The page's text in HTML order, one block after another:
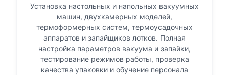
Установка настольных и напольных вакуумных
машин, двухкамерных моделей,
термоформерных систем, термоусадочных
аппаратов и запайщиков лотков. Полная
настройка параметров вакуума и запайки,
тестирование режимов работы, проверка
качества упаковки и обучение персонала